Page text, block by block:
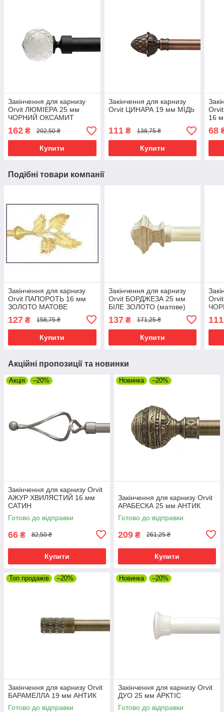
Закінчення для карнизу
Orvit ЛЮМІЕРА 25 мм
ЧОРНИЙ ОКСАМИТ
162 ₴ 202,50 ₴
Купити
Закінчення для карнизу
Orvit ЦИНАРА 19 мм МІДЬ
111₴ 138,75 ₴
Купити
16
68
Подібні товари компанії
Закінчення для карнизу
Orvit ПАПОРОТЬ 16 мм
ЗОЛОТО МАТОВЕ
127 ₴ 158,75 ₴
Купити
Закінчення для карнизу
Orvit БОРДЖЕЗА 25 мм
БІЛЕ ЗОЛОТО (матове)
137₴ 171,25 ₴
Купити
111
Акційні пропозиції та новинки
Акція –20%
Закінчення для карнизу Orvit
АЖУР ХВИЛЯСТИЙ 16 мм
САТИН
Готово до відправки
66 ₴ 82,50 ₴
Купити
Новинка –20%
Закінчення для карнизу Orvit
АРАБЕСКА 25 мм АНТИК
Готово до відправки
209 ₴ 261,25 ₴
Купити
Топ продажів –20%
Закінчення для карнизу Orvit
БАРАМЕЛЛА 19 мм АНТИК
Готово до відправки
Новинка –20%
Закінчення для карнизу Orvit
ДУО 25 мм АРКТІС
Готово до відправки